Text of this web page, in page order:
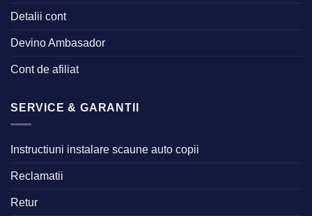
Detalii cont
Devino Ambasador
Cont de afiliat
SERVICE & GARANTII
Instructiuni instalare scaune auto copii
Reclamatii
Retur